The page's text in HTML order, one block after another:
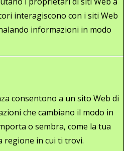
interagiscono con i siti Web
informazioni in modo
consentono a un sito Web di
che cambiano il modo in
o sembra, come la tua
regione in cui ti trovi.